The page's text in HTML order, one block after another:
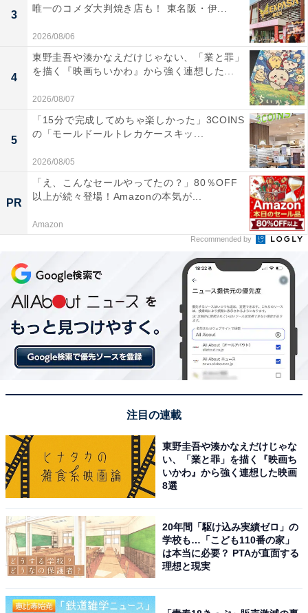
3
唯一のコメダ大判焼き店も！ 東名阪・伊...
2026/08/06
4
東野圭吾や湊かなえだけじゃない、「業と罪」
を描く『映画ちいかわ』から強く連想した...
2026/08/07
5
「15分で完成してめちゃ楽しかった」3COINS
の「モールドールトレカケースキッ...
2026/08/05
PR
「え、こんなセールやってたの？」80％OFF
以上が続々登場！Amazonの本気が...
Amazon
Recommended by
注目の連載
東野圭吾や湊かなえだけじゃな
い、「業と罪」を描く『映画ち
いかわ』から強く連想した映画
8選
20年間「駆け込み実績ゼロ」の
学校も…「こども110番の家」
は本当に必要？ PTAが直面する
理想と現実